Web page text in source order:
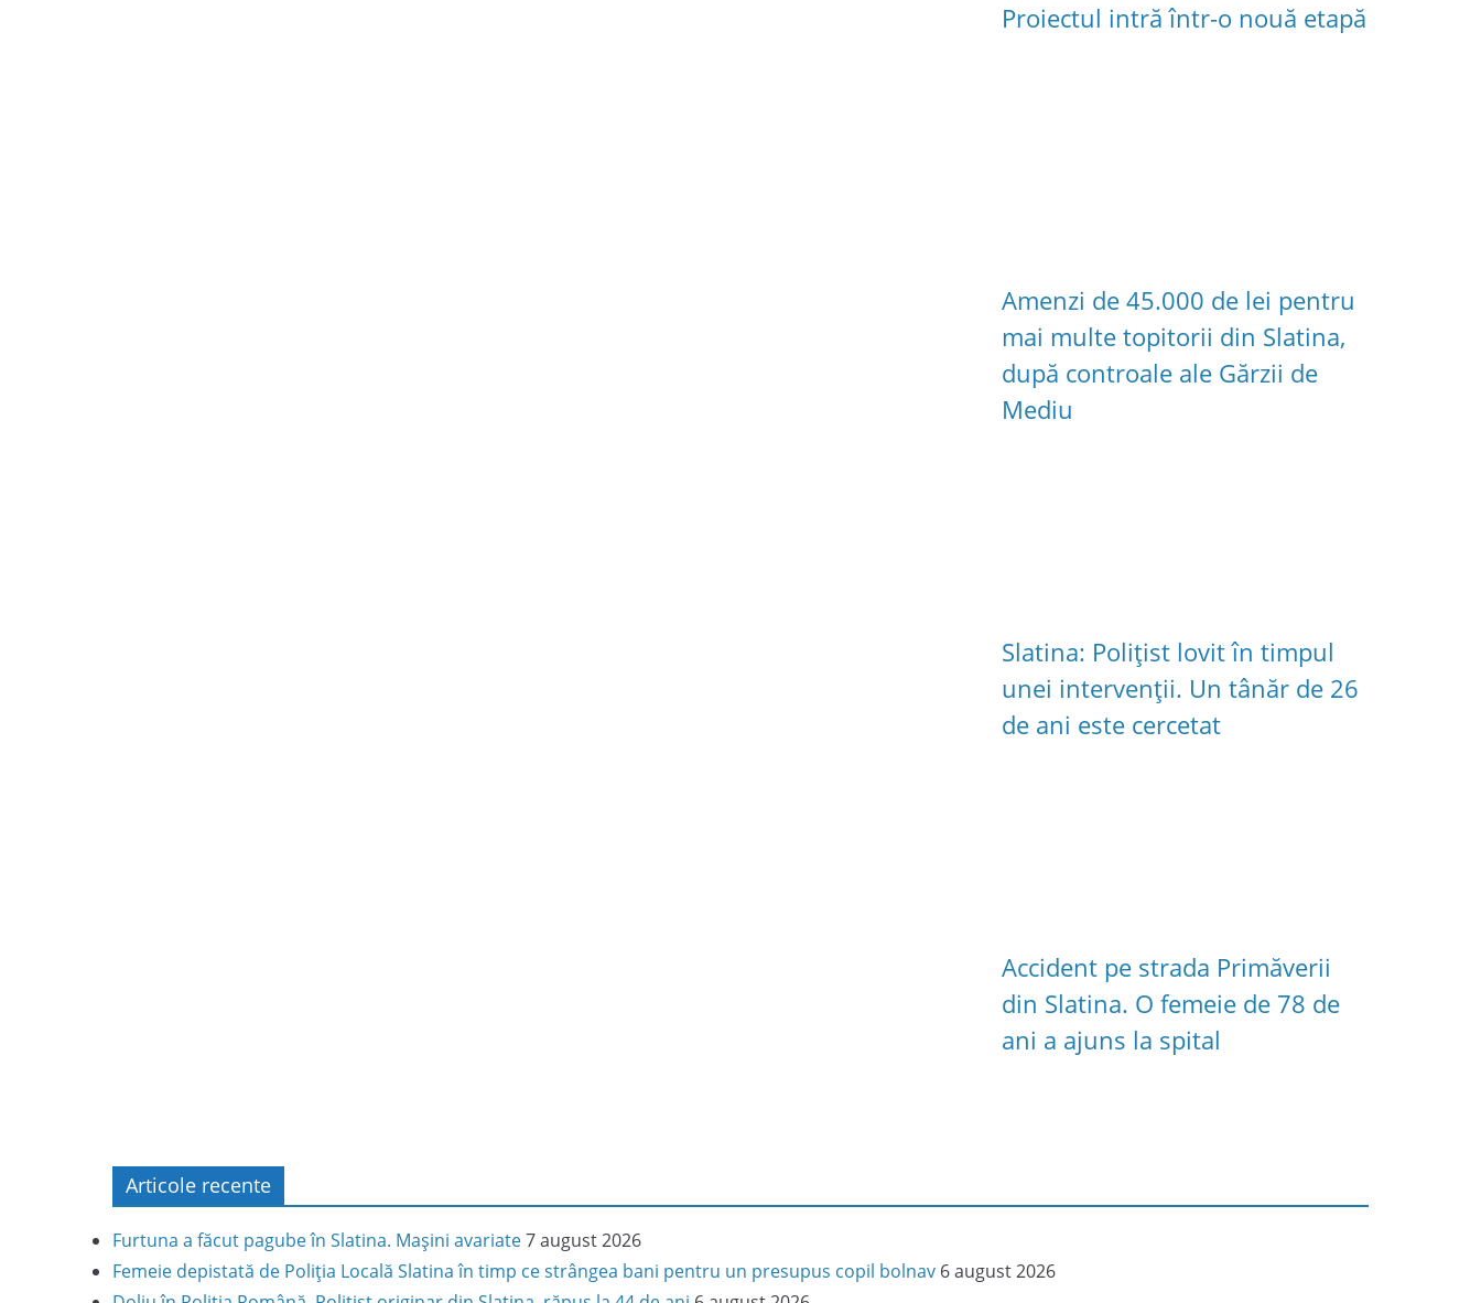
Proiectul intră într-o nouă etapă
Amenzi de 45.000 de lei pentru
mai multe topitorii din Slatina,
după controale ale Gărzii de
Mediu
Slatina: Polițist lovit în timpul
unei intervenții. Un tânăr de 26
de ani este cercetat
Accident pe strada Primăverii
din Slatina. O femeie de 78 de
ani a ajuns la spital
Articole recente
Furtuna a făcut pagube în Slatina. Mașini avariate7 august 2026
Femeie depistată de Poliția Locală Slatina în timp ce strângea bani pentru un presupus copil bolnav 6 august 2026